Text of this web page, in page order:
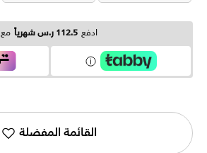
ادفع 112.5 ر.س شهرياً مع
القائمة المفضلة